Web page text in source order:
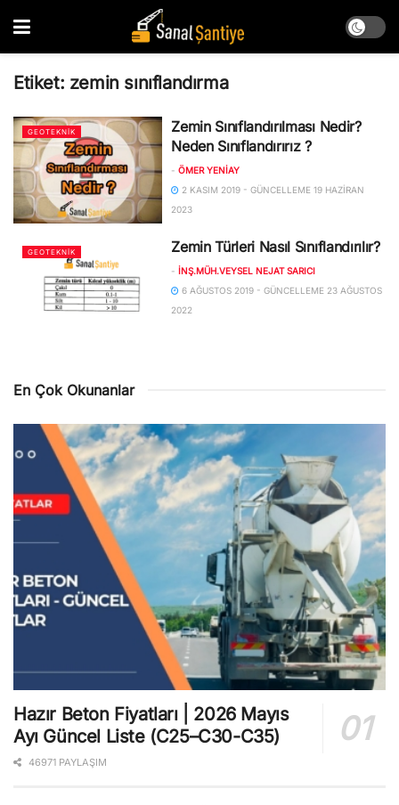
Etiket: zemin sınıflandırma
GEOTEKNIK
Zemin Sınıflandırılması Nedir?
Neden Sınıflandırırız ?
- ÖMER YENIAY
2 KASIM 2019 - GÜNCELLEME 19 HAZIRAN
2023
GEOTEKNIK Zemin Türleri Nasıl Sınıflandırılır?
- İNŞ.MÜH.VEYSEL NEJAT SARICI
6 AĞUSTOS 2019 - GÜNCELLEME 23 AĞUSTOS
2022
En Çok Okunanlar
Hazır Beton Fiyatları | 2026 Mayıs
Ayı Güncel Liste (C25–C30-C35)
46971 PAYLAŞIM